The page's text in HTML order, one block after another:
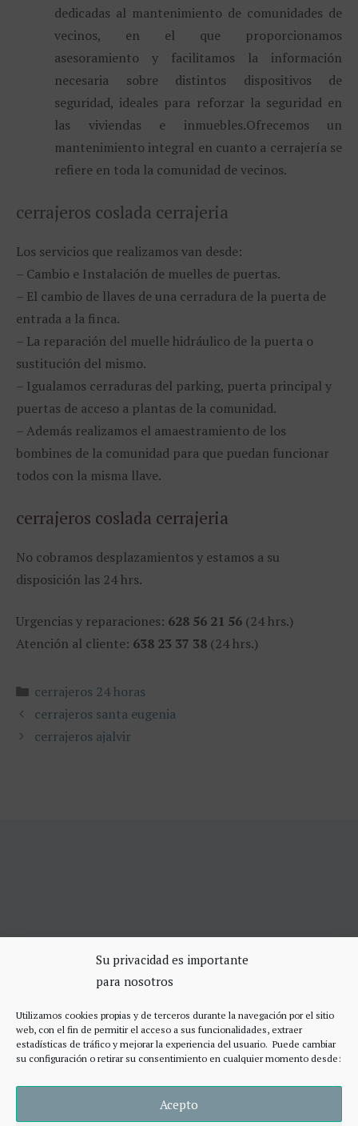
Su privacidad es importante
para nosotros
Utilizamos cookies propias y de terceros durante la navegación por el sitio
web, con el fin de permitir el acceso a sus funcionalidades, extraer
estadísticas de tráfico y mejorar la experiencia del usuario. Puede cambiar
su configuración o retirar su consentimiento en cualquier momento desde:
Acepto
dedicadas al mantenimiento de comunidades de
vecinos, en el que proporcionamos
asesoramiento y facilitamos la información
necesaria sobre distintos dispositivos de
seguridad, ideales para reforzar la seguridad en
las viviendas e inmuebles.Ofrecemos un
mantenimiento integral en cuanto a cerrajería se
refiere en toda la comunidad de vecinos.
cerrajeros coslada cerrajeria
Los servicios que realizamos van desde:
– Cambio e Instalación de muelles de puertas.
– El cambio de llaves de una cerradura de la puerta de
entrada a la finca.
– La reparación del muelle hidráulico de la puerta o
sustitución del mismo.
– Igualamos cerraduras del parking, puerta principal y
puertas de acceso a plantas de la comunidad.
– Además realizamos el amaestramiento de los
bombines de la comunidad para que puedan funcionar
todos con la misma llave.
cerrajeros coslada cerrajeria
No cobramos desplazamientos y estamos a su
disposición las 24 hrs.
Urgencias y reparaciones: 628 56 21 56 (24 hrs.)
Atención al cliente: 638 23 37 38 (24 hrs.)
Categorías
cerrajeros 24 horas
cerrajeros santa eugenia
cerrajeros ajalvir
SERVICIOS DE CERRAJERÍA
Apertura Puertas Madrid 75€
Cerraduras de alta seguridad
Accesos